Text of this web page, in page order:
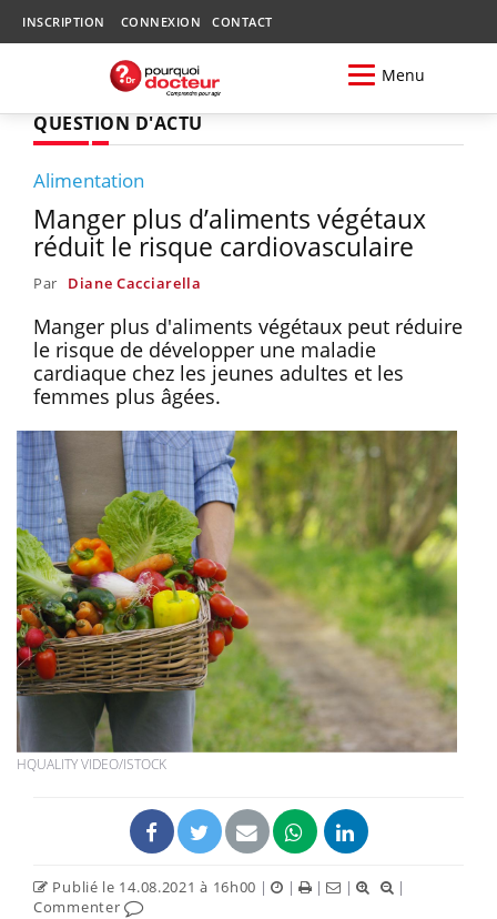
INSCRIPTION CONNEXION CONTACT
Menu
QUESTION D'ACTU
Alimentation
Manger plus d’aliments végétaux
réduit le risque cardiovasculaire
Par Diane Cacciarella
Manger plus d'aliments végétaux peut réduire
le risque de développer une maladie
cardiaque chez les jeunes adultes et les
femmes plus âgées.
HQUALITY VIDEO/ISTOCK
Publié le 14.08.2021 à 16h00 | | | |
|
Commenter